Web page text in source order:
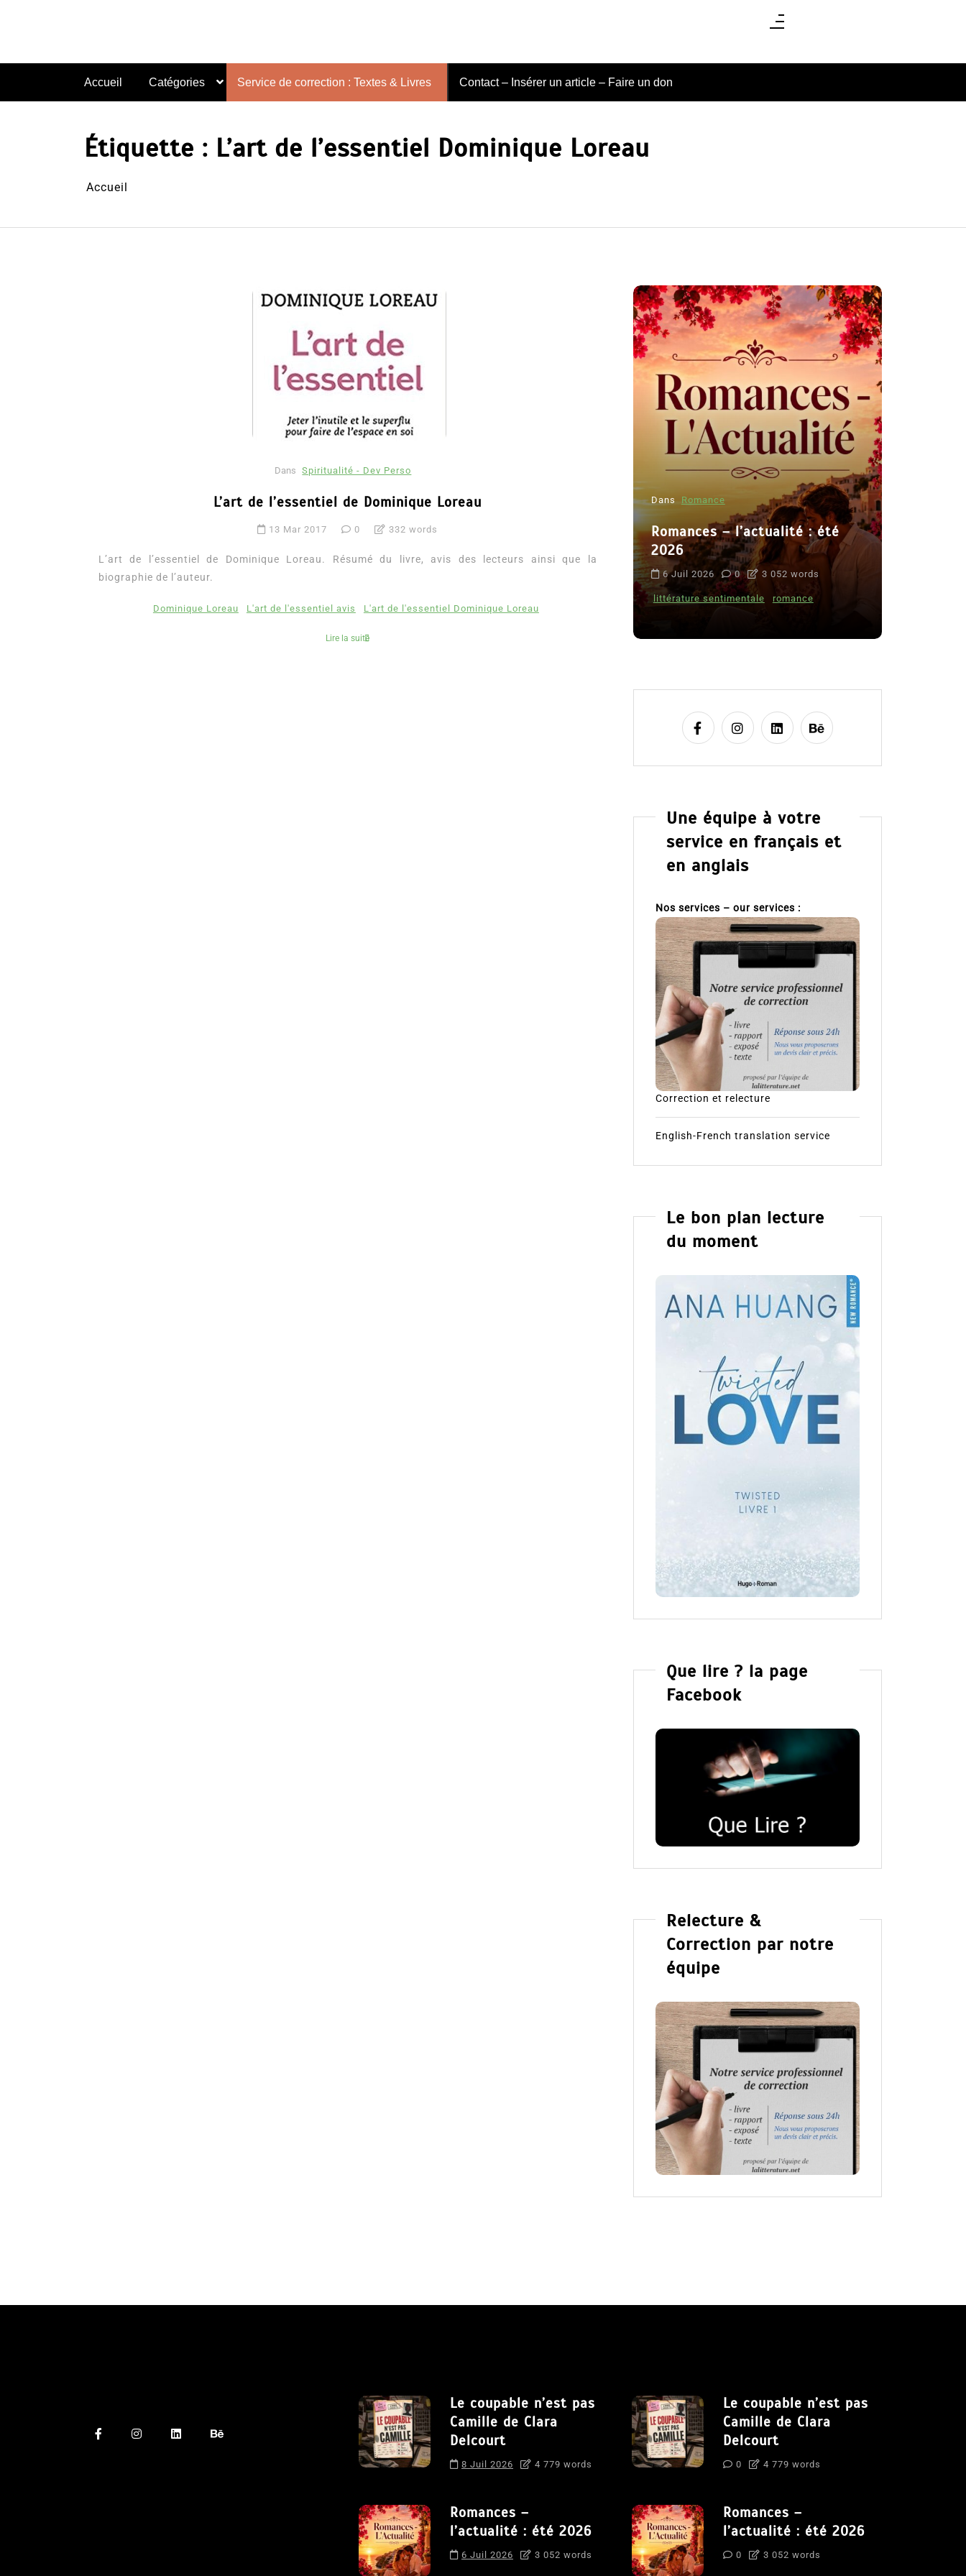
Accueil Catégories Service de correction : Textes & Livres Contact – Insérer un article – Faire un don
Étiquette : L’art de l’essentiel Dominique Loreau
Accueil
Dans Spiritualité - Dev Perso
L’art de l’essentiel de Dominique Loreau
13 Mar 2017 0 332 words
L’art de l’essentiel de Dominique Loreau. Résumé du livre, avis des lecteurs ainsi que la
biographie de l’auteur.
Dominique Loreau L'art de l'essentiel avis L'art de l'essentiel Dominique Loreau
Lire la suite
Romance
Romances – l’actualité : été
6 Juil 2026
Le coupable n’est pas Camille
8 Juil 2026 0 4 779 words
Dans Romance
Romances – l’actualité : été
2026
6 Juil 2026 0 3 052 words
littérature sentimentale romance
Une équipe à votre
service en français et
en anglais
Nos services – our services :
Correction et relecture
English-French translation service
Le bon plan lecture
du moment
Que lire ? la page
Facebook
Relecture &
Correction par notre
équipe
Le coupable n’est pas
Camille de Clara
Delcourt
8 Juil 2026 4 779 words
Romances –
l’actualité : été 2026
6 Juil 2026 3 052 words
Le coupable n’est pas
Camille de Clara
Delcourt
0 4 779 words
Romances –
l’actualité : été 2026
0 3 052 words